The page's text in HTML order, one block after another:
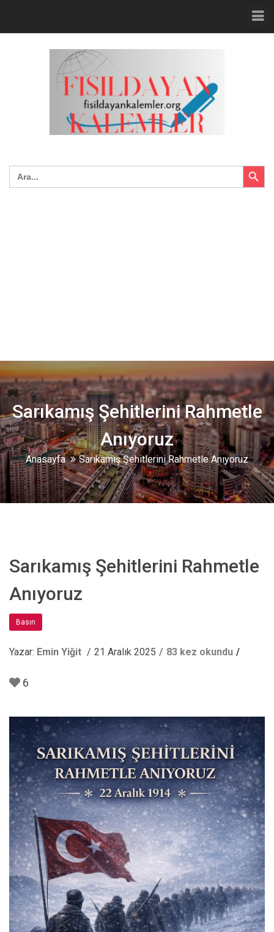
Search
for:
Search Button
Sarıkamış Şehitlerini Rahmetle
Anıyoruz
Anasayfa Sarıkamış Şehitlerini Rahmetle Anıyoruz
Sarıkamış Şehitlerini Rahmetle
Anıyoruz
Basın
Yazar: Emin Yiğit 21 Aralık 2025 83 kez okundu
6